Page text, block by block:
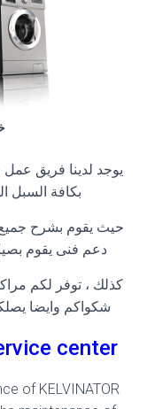
يوجد لدينا فريق
بكافة السبل
حيث يقوم بشرح جميع
دعم فنى يقوم
شكواكم وايضا
center
of KELVINATOR